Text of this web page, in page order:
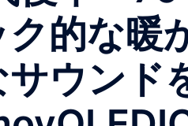
的な暖
ウンド